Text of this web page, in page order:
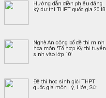
Hướng dẫn điền phiếu đăng
ký dự thi THPT quốc gia 2018
Nghệ An công bố đề thi minh
họa môn 'Tổ hợp Kỳ thi tuyển
sinh vào lớp 10'
Đề thi học sinh giỏi THPT
quốc gia môn Lý, Hóa, Sử